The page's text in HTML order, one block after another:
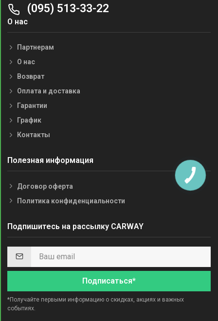
(095) 513-33-22
О нас
Партнерам
О нас
Возврат
Оплата и доставка
Гарантии
График
Контакты
Полезная информация
Договор оферта
Политика конфиденциальности
Подпишитесь на рассылку CARWAY
Подписаться*
*Получайте первыми информацию о скидках, акциях и важных
событиях.